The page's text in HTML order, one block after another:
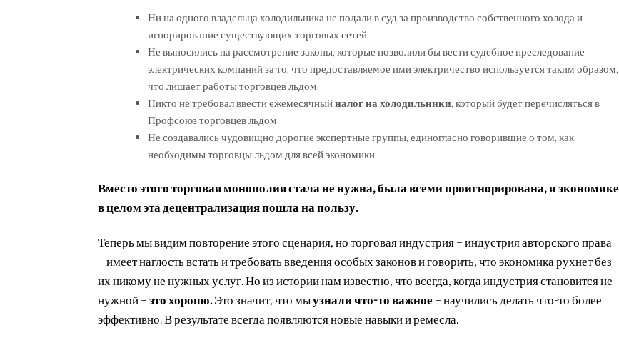
Ни на одного владельца холодильника не подали в суд за производство собственного холода и
игнорирование существующих торговых сетей.
Не выносились на рассмотрение законы, которые позволили бы вести судебное преследование
электрических компаний за то, что предоставляемое ими электричество используется таким образом,
что лишает работы торговцев льдом.
Никто не требовал ввести ежемесячныйналог на холодильники, который будет перечисляться в
Профсоюз торговцев льдом.
Не создавались чудовищно дорогие экспертные группы, единогласно говорившие о том, как
необходимы торговцы льдом для всей экономики.
Вместо этого торговая монополия стала не нужна, была всеми проигнорирована, и экономике
в целом эта децентрализация пошла на пользу.
Теперь мы видим повторение этого сценария, но торговая индустрия – индустрия авторского права
– имеет наглость встать и требовать введения особых законов и говорить, что экономика рухнет без
их никому не нужных услуг. Но из истории нам известно, что всегда, когда индустрия становится не
нужной –это хорошо.Это значит, что мыузнали что-то важное – научились делать что-то более
эффективно. В результате всегда появляются новые навыки и ремесла.